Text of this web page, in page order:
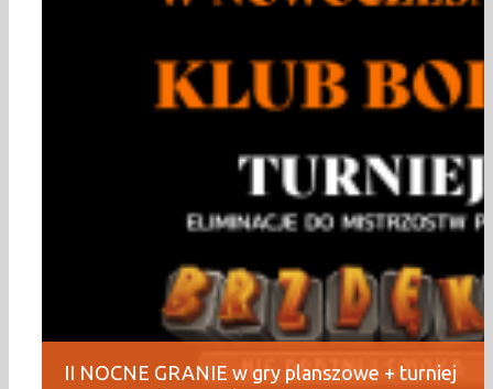
II NOCNE GRANIE w gry planszowe + turniej